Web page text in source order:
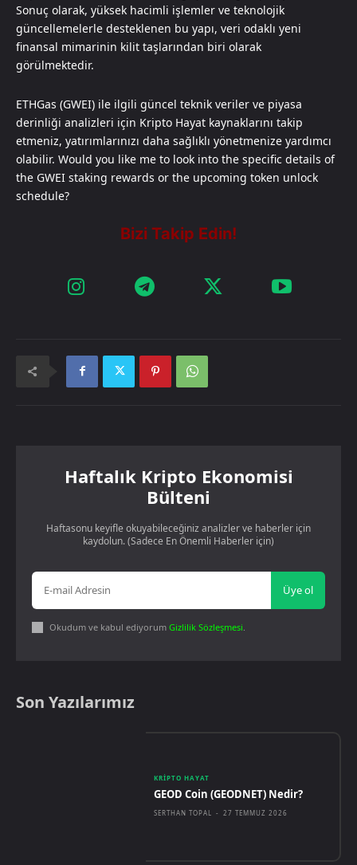
Sonuç olarak, yüksek hacimli işlemler ve teknolojik
güncellemelerle desteklenen bu yapı, veri odaklı yeni
finansal mimarinin kilit taşlarından biri olarak
görülmektedir.
ETHGas (GWEI) ile ilgili güncel teknik veriler ve piyasa
derinliği analizleri için Kripto Hayat kaynaklarını takip
etmeniz, yatırımlarınızı daha sağlıklı yönetmenize yardımcı
olabilir. Would you like me to look into the specific details of
the GWEI staking rewards or the upcoming token unlock
schedule?
Haftalık Kripto Ekonomisi
Bülteni
Haftasonu keyifle okuyabileceğiniz analizler ve haberler için
kaydolun. (Sadece En Önemli Haberler için)
Üye ol
Okudum ve kabul ediyorum Gizlilik Sözleşmesi
Son Yazılarımız
KRIPTO HAYAT
GEOD Coin (GEODNET) Nedir?
SERTHAN TOPAL - 27 TEMMUZ 2026